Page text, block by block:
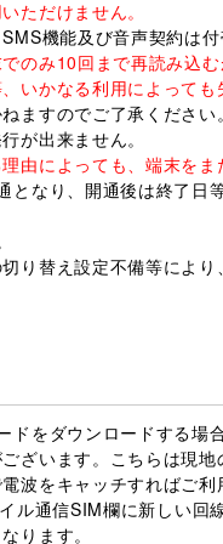
ただけません。
機能及び音声契約は
のみ10回まで再読み込
いかなる利用によって
ますのでご了承ください
が出来ません。
由によっても、端末を
となり、開通後は終了
り替え設定不備等によ
ドをダウンロードする場
ざいます。こちらは現
波をキャッチすればご
ル通信SIM欄に新しい
ります。